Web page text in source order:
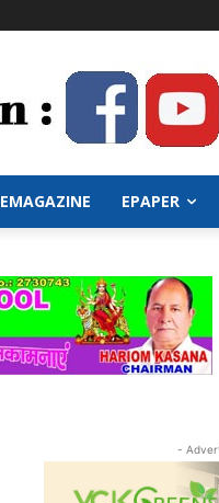
EMAGAZINE EPAPER
-